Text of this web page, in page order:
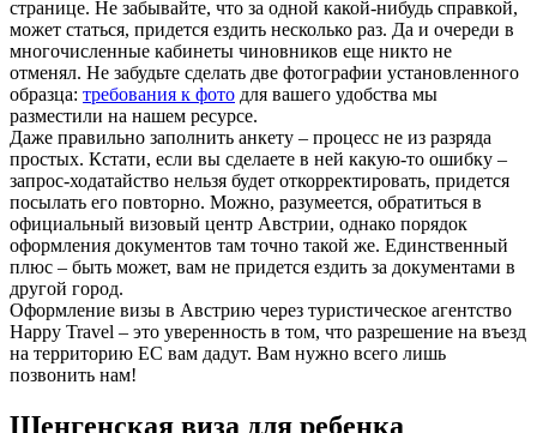
странице. Не забывайте, что за одной какой-нибудь справкой,
может статься, придется ездить несколько раз. Да и очереди в
многочисленные кабинеты чиновников еще никто не
отменял. Не забудьте сделать две фотографии установленного
образца: требования к фото для вашего удобства мы
разместили на нашем ресурсе.
Даже правильно заполнить анкету – процесс не из разряда
простых. Кстати, если вы сделаете в ней какую-то ошибку –
запрос-ходатайство нельзя будет откорректировать, придется
посылать его повторно. Можно, разумеется, обратиться в
официальный визовый центр Австрии, однако порядок
оформления документов там точно такой же. Единственный
плюс – быть может, вам не придется ездить за документами в
другой город.
Оформление визы в Австрию через туристическое агентство
Happy Travel – это уверенность в том, что разрешение на въезд
на территорию ЕС вам дадут. Вам нужно всего лишь
позвонить нам!
Шенгенская виза для ребенка